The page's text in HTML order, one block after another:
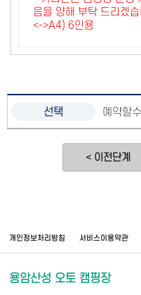
음을 양해 부탁 드리겠
<->A4) 6인용
예약할
< 이전단계
개인정보처리방침 서비스이용약관
용암산성 오토 캠핑장